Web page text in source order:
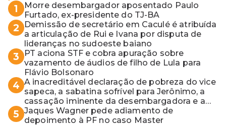
1
Morre desembargador aposentado Paulo
Furtado, ex-presidente do TJ-BA
2
Demissão de secretário em Caculé é atribuída
a articulação de Rui e Ivana por disputa de
lideranças no sudoeste baiano
3
PT aciona STF e cobra apuração sobre
vazamento de áudios de filho de Lula para
Flávio Bolsonaro
4 A inacreditável declaração de pobreza do vice
sapeca, a sabatina sofrível para Jerônimo, a
cassação iminente da desembargadora e a
vaga do Quinto para o MP baiano
5 Jaques Wagner pede adiamento de
depoimento à PF no caso Master